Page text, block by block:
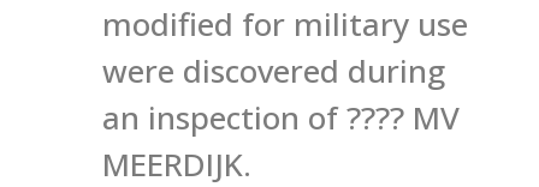
modified for military use
were discovered during
an inspection of ???? MV
MEERDIJK.